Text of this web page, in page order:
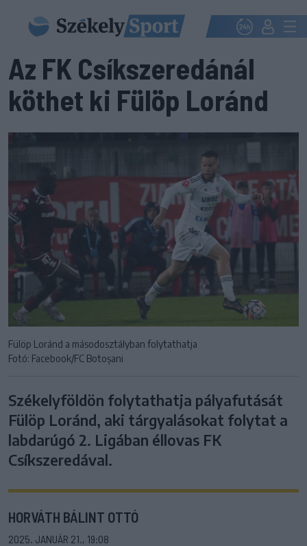
Az FK Csíkszeredánál
köthet ki Fülöp Loránd
Fülöp Loránd a másodosztályban folytathatja
Fotó: Facebook/FC Botoșani
Székelyföldön folytathatja pályafutását
Fülöp Loránd, aki tárgyalásokat folytat a
labdarúgó 2. Ligában éllovas FK
Csíkszeredával.
HORVÁTH BÁLINT OTTÓ
2025. JANUÁR 21., 19:08